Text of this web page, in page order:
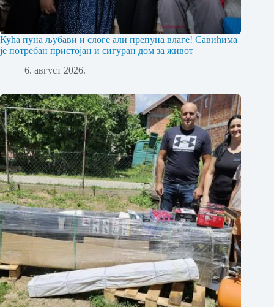
Кућа пуна љубави и слоге али препуна влаге! Савићима
је потребан пристојан и сигуран дом за живот
6. август 2026.